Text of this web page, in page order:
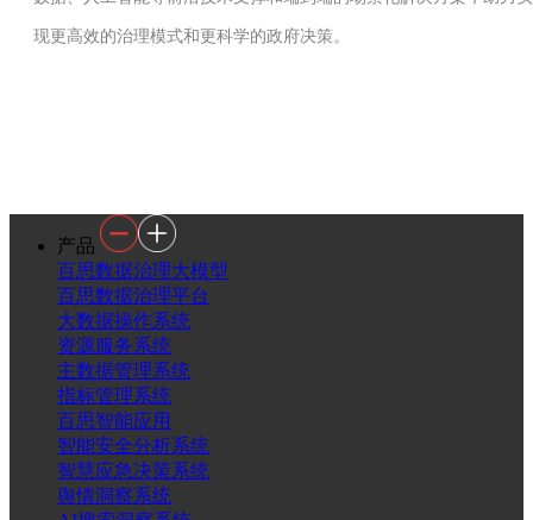
现更高效的治理模式和更科学的政府决策。
产品
百思数据治理大模型
百思数据治理平台
大数据操作系统
资源服务系统
主数据管理系统
指标管理系统
百思智能应用
智能安全分析系统
智慧应急决策系统
舆情洞察系统